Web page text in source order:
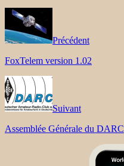
Précédent
FoxTelem version 1.02
Suivant
Assemblée Générale du DARC